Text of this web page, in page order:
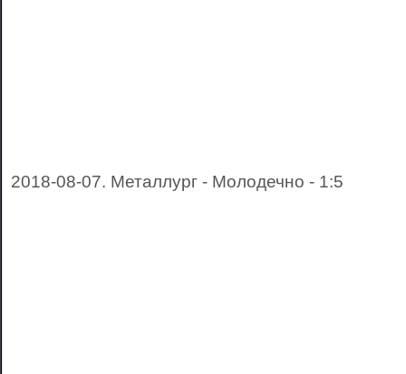
2018-08-07. Металлург - Молодечно - 1:5